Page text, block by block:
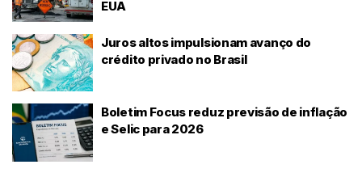
EUA
Juros altos impulsionam avanço do
crédito privado no Brasil
Boletim Focus reduz previsão de inflação
e Selic para 2026